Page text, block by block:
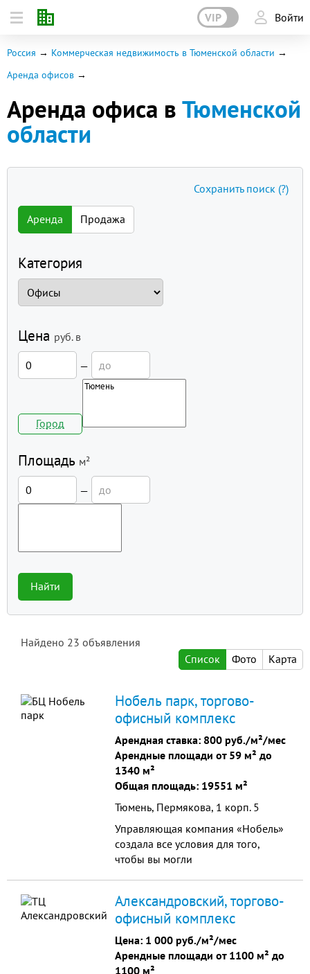
VIP Войти
Россия
Коммерческая недвижимость в Тюменской области
Аренда офисов
Аренда офиса вТюменской
области
Аренда Продажа
Категория
Цена руб. в
—
Город
Площадь м²
—
Найти
Сохранить поиск (?)
Найдено 23 объявления
Список
Фото Карта
Нобель парк, торгово-
офисный комплекс
Арендная ставка: 800 руб./м²/мес
Арендные площади от 59 м² до
1340 м²
Общая площадь: 19551 м²
Тюмень, Пермякова, 1 корп. 5
Управляющая компания «Нобель»
создала все условия для того,
чтобы вы могли
бизнес–центра «Нобель парк»
расположен паркинг на 40
машино/мест.
Александровский, торгово-
офисный комплекс
Цена: 1 000 руб./м²/мес
Арендные площади от 1100 м² до
1100 м²